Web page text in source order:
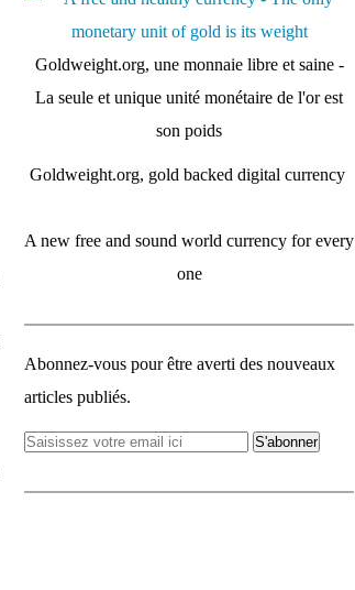
Goldweight.org, une monnaie libre et saine -
La seule et unique unité monétaire de l'or est
son poids
Goldweight.org, gold backed digital currency
A new free and sound world currency for every
one
Abonnez-vous pour être averti des nouveaux
articles publiés.